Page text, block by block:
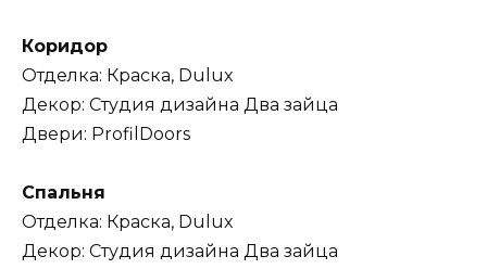
Коридор
Отделка: Краска, Dulux
Декор: Студия дизайна Два зайца
Двери: ProfilDoors
Спальня
Отделка: Краска, Dulux
Декор: Студия дизайна Два зайца